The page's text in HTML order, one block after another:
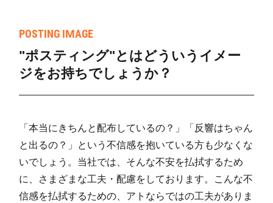
泉(1)
泉(2) 24 76 559
POSTING IMAGE
"ポスティング"とはどういうイメー
ジをお持ちでしょうか？
「本当にきちんと配布しているの？」「反響はちゃん
と出るの？」という不信感を抱いている方も少なくな
いでしょう。当社では、そんな不安を払拭するため
に、さまざまな工夫・配慮をしております。こんな不
信感を払拭するための、アトならではの工夫がありま